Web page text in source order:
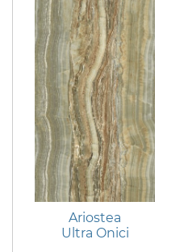
Ariostea
Ultra Onici